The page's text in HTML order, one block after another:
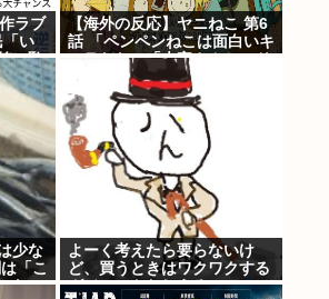
ラブ
「い
）恥
【海外の反応】ヤニねこ 第6
話 「ペンペンねこは面白いキ
ャラだな」「大家さんとのド
ライブのシーン、リアルすぎ
て辛かった」
少な
「こ
な
よーく考えたら要らないけ
ど、買うときはワクワクする
ガジェットおしえろ